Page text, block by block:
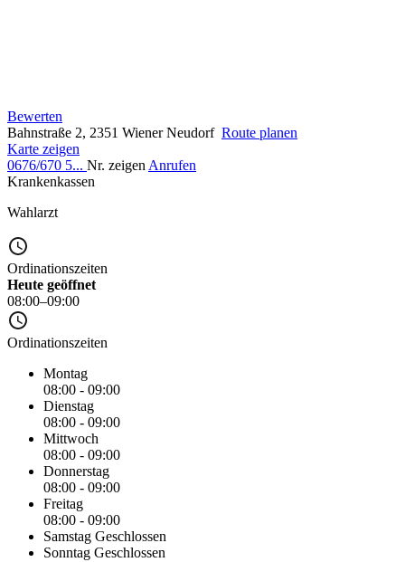
Bewerten
Bahnstraße 2, 2351 Wiener Neudorf Route planen
Karte zeigen
0676/670 5... Nr. zeigen Anrufen
Krankenkassen
Wahlarzt
Ordinationszeiten
Heute geöffnet
08:00–09:00
Ordinationszeiten
Montag
08:00 - 09:00
Dienstag
08:00 - 09:00
Mittwoch
08:00 - 09:00
Donnerstag
08:00 - 09:00
Freitag
08:00 - 09:00
Samstag Geschlossen
Sonntag Geschlossen